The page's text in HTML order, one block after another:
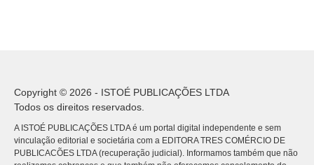
Copyright © 2026 - ISTOÉ PUBLICAÇÕES LTDA
Todos os direitos reservados.
A ISTOÉ PUBLICAÇÕES LTDA é um portal digital independente e sem
vinculação editorial e societária com a EDITORA TRES COMÉRCIO DE
PUBLICACÕES LTDA (recuperação judicial). Informamos também que não